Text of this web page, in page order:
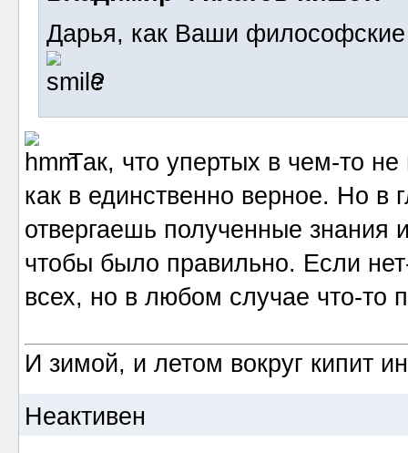
Дарья, как Ваши
?
Так, что упертых в чем-то
как в единственно верное. Но в
отвергаешь полученные
чтобы было правильно. Если
всех, но в любом случае что-то
И зимой, и летом вокруг кипит
Неактивен